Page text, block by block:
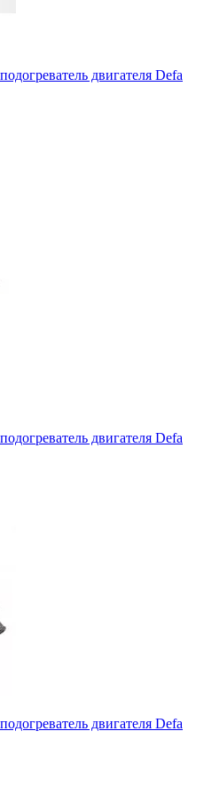
двигателя Defa
двигателя Defa
двигателя Defa